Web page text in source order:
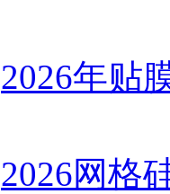
2026年贴
2026网格